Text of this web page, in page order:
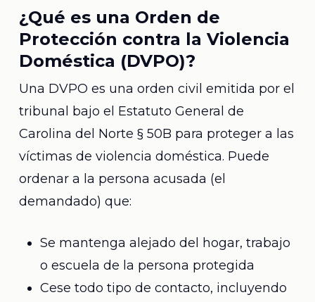
¿Qué es una Orden de
Protección contra la Violencia
Doméstica (DVPO)?
Una DVPO es una orden civil emitida por el
tribunal bajo el Estatuto General de
Carolina del Norte § 50B para proteger a las
víctimas de violencia doméstica. Puede
ordenar a la persona acusada (el
demandado) que:
Se mantenga alejado del hogar, trabajo
o escuela de la persona protegida
Cese todo tipo de contacto, incluyendo